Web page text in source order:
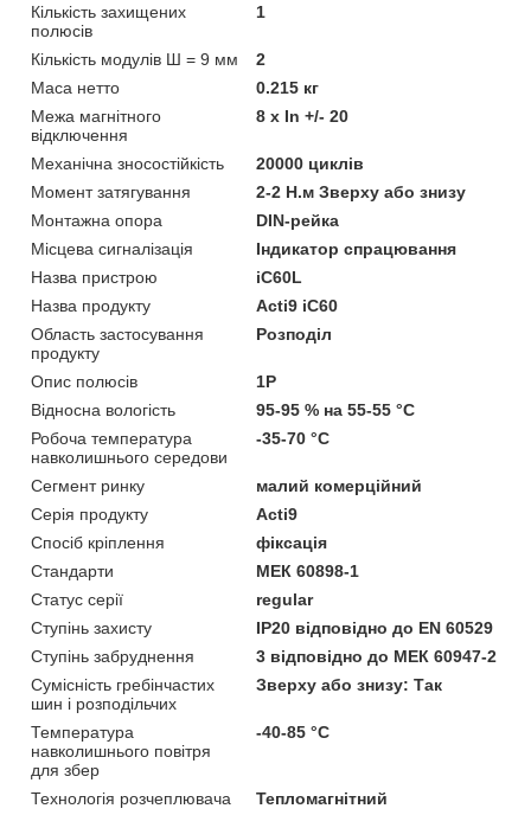
Кількість захищених
полюсів
1
Кількість модулів Ш = 9 мм
2
Маса нетто
0.215 кг
Межа магнітного
відключення
8 x In +/- 20
Механічна зносостійкість
20000 циклів
Момент затягування
2-2 Н.м Зверху або знизу
Монтажна опора
DIN-рейка
Місцева сигналізація
Індикатор спрацювання
Назва пристрою
iC60L
Назва продукту
Acti9 iC60
Область застосування
продукту
Розподіл
Опис полюсів
1P
Відносна вологість
95-95 % на 55-55 °C
Робоча температура
навколишнього середови
-35-70 °C
Сегмент ринку
малий комерційний
Серія продукту
Acti9
Спосіб кріплення
фіксація
Стандарти
МЕК 60898-1
Статус серії
regular
Ступінь захисту
IP20 відповідно до EN 60529
Ступінь забруднення
3 відповідно до МЕК 60947-2
Сумісність гребінчастих
шин і розподільчих
Зверху або знизу: Так
Температура
навколишнього повітря
для збер
-40-85 °C
Технологія розчеплювача
Тепломагнітний